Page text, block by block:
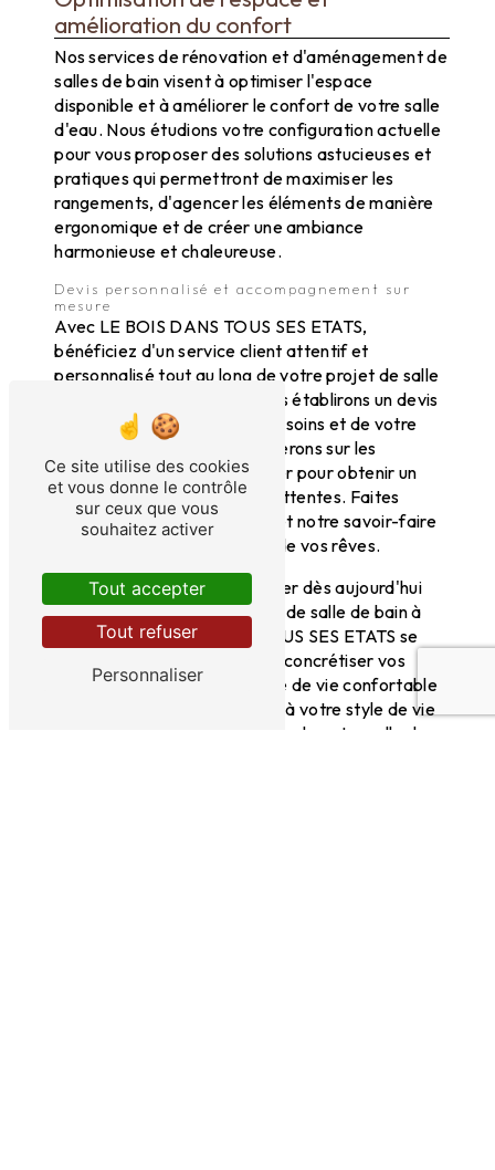
amélioration du confort
Nos services de rénovation et d'aménagement de
salles de bain visent à optimiser l'espace
disponible et à améliorer le confort de votre salle
d'eau. Nous étudions votre configuration actuelle
pour vous proposer des solutions astucieuses et
pratiques qui permettront de maximiser les
rangements, d'agencer les éléments de manière
ergonomique et de créer une ambiance
harmonieuse et chaleureuse.
Devis personnalisé et accompagnement sur
mesure
Avec LE BOIS DANS TOUS SES ETATS,
bénéficiez d'un service client attentif et
personnalisé tout au long de votre projet de salle
de bain à Meyssac. Nous vous établirons un devis
détaillé en fonction de vos besoins et de votre
budget, et nous vous conseillerons sur les
meilleures options à privilégier pour obtenir un
résultat à la hauteur de vos attentes. Faites
confiance à notre expertise et notre savoir-faire
pour réaliser la salle de bain de vos rêves.
N'hésitez pas à nous contacter dès aujourd'hui
pour discuter de votre projet de salle de bain à
Meyssac. LE BOIS DANS TOUS SES ETATS se
tient à votre disposition pour concrétiser vos
idées et vous offrir un espace de vie confortable
et esthétique qui correspond à votre style de vie
et à votre personnalité. Faites de votre salle de
Ce site utilise des cookies
et vous donne le contrôle
sur ceux que vous
souhaitez activer
Tout accepter
Tout refuser
Personnaliser